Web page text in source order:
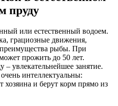
пруду
или естественный водоем.
грациозные движения,
рыбы. При
прожить до 50 лет.
– увлекательнейшее занятие.
интеллектуальны:
и берут корм прямо из